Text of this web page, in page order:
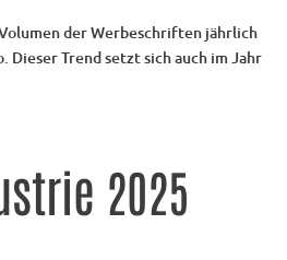
der Werbeschriften jährlich
Dieser Trend setzt sich auch im Jahr
2025